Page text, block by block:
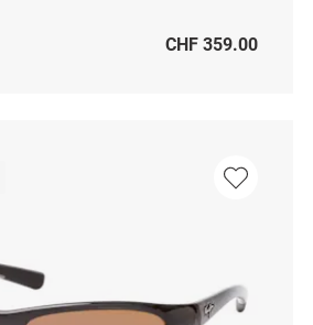
CHF 359.00